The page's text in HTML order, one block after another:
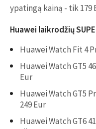
ypatingą kainą - tik 179
Huawei laikrodžių
Huawei Watch Fit 4
Huawei Watch GT5
Eur
Huawei Watch GT5
249 Eur
Huawei Watch GT6